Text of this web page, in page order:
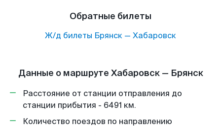
Обратные билеты
Ж/д билеты Брянск — Хабаровск
Данные о маршруте Хабаровск — Брянск
Расстояние от станции отправления до
станции прибытия - 6491 км.
Количество поездов по направлению